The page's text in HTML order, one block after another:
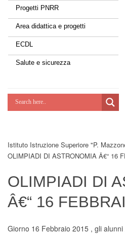
Estate a scuola
Scuola d'estate
Lab Green
Potenziamoci
Progetti PNRR
Area didattica e progetti
ECDL
Salute e sicurezza
Istituto Istruzione Superiore "P.
OLIMPIADI DI ASTRONOMIA Â€“ 16
OLIMPIADI DI
Â€“ 16
Giorno 16 Febbraio 2015 , gli